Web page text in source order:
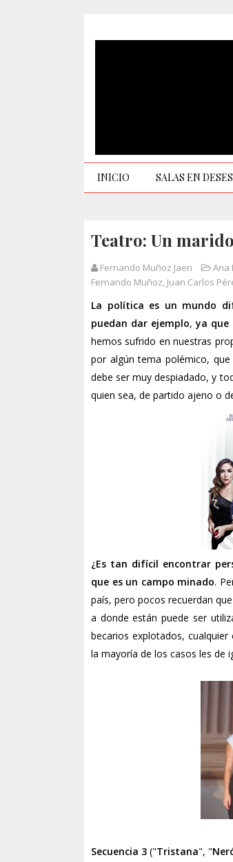
INICIO SALAS EN
Teatro: Un
Fernando Muñoz Jaen Ana
Fernando Muñoz, Juan Carlos
La política es un mundo
puedan dar ejemplo,ya que
hemos sufrido en nuestras
por algún tema polémico,
debe ser muy despiadado, y
quien sea, de partido ajeno o
¿Es tan difícil encontrar
que es un campo minado.
país, pero pocos recuerdan
a donde están puede ser
becarios explotados,
la mayoría de los casos les de
Secuencia 3 ("Tristana", "